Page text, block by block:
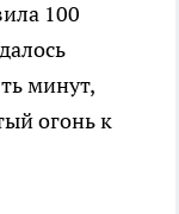
100
минут,
огонь к